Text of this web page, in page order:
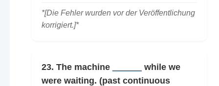
*[Die Fehler wurden vor der Veröffentlichung
korrigiert.]*
23. The machine
while we
were waiting. (past continuous